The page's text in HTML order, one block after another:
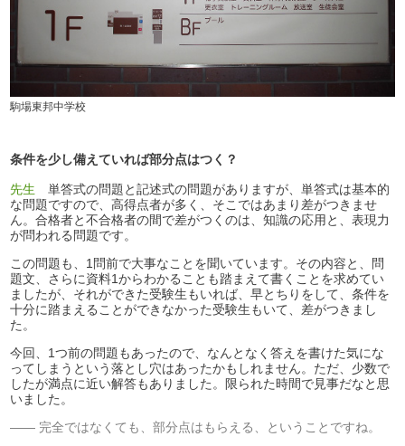
駒場東邦中学校
条件を少し備えていれば部分点はつく？
先生 単答式の問題と記述式の問題がありますが、単答式は基本的
な問題ですので、高得点者が多く、そこではあまり差がつきませ
ん。合格者と不合格者の間で差がつくのは、知識の応用と、表現力
が問われる問題です。
この問題も、1問前で大事なことを聞いています。その内容と、問
題文、さらに資料1からわかることも踏まえて書くことを求めてい
ましたが、それができた受験生もいれば、早とちりをして、条件を
十分に踏まえることができなかった受験生もいて、差がつきまし
た。
今回、1つ前の問題もあったので、なんとなく答えを書けた気にな
ってしまうという落とし穴はあったかもしれません。ただ、少数で
したが満点に近い解答もありました。限られた時間で見事だなと思
いました。
完全ではなくても、部分点はもらえる、ということですね。